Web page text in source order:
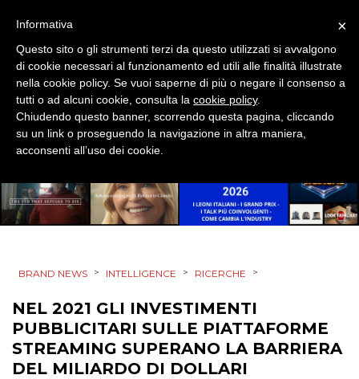
EVENTI
MOBILE
PROMOZIONI
PRODOTTI
CSR
STRATEGIE
BRAND NEWS > INTELLIGENCE > RICERCHE >
NEL 2021 GLI INVESTIMENTI
PUBBLICITARI SULLE PIATTAFORME
STREAMING SUPERANO LA BARRIERA
DEL MILIARDO DI DOLLARI
×
Informativa
Questo sito o gli strumenti terzi da questo utilizzati si avvalgono
di cookie necessari al funzionamento ed utili alle finalità illustrate
nella cookie policy. Se vuoi saperne di più o negare il consenso a
tutti o ad alcuni cookie, consulta la cookie policy.
Chiudendo questo banner, scorrendo questa pagina, cliccando
su un link o proseguendo la navigazione in altra maniera,
acconsenti all’uso dei cookie.